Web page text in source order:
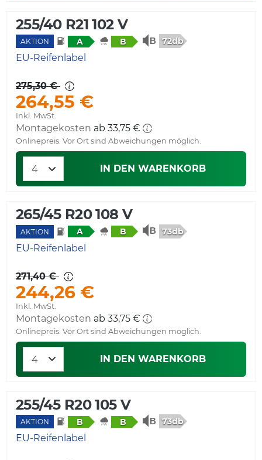
255/40 R21 102 V
AKTION A B 72db
EU-Reifenlabel
275,30 €
264,55 €
Inkl. MwSt.
Montagekosten ab 33,75 €
Onlinepreis. Vor Ort sind Abweichungen möglich.
IN DEN WARENKORB
265/45 R20 108 V
AKTION A B 73db
EU-Reifenlabel
271,40 €
244,26 €
Inkl. MwSt.
Montagekosten ab 33,75 €
Onlinepreis. Vor Ort sind Abweichungen möglich.
IN DEN WARENKORB
255/45 R20 105 V
AKTION B B 73db
EU-Reifenlabel